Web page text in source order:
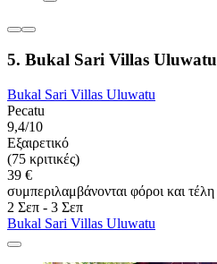
5. Bukal Sari Villas Uluwatu
Bukal Sari Villas Uluwatu
Pecatu
9,4/10
Εξαιρετικό
(75 κριτικές)
39 €
συμπεριλαμβάνονται φόροι και τέλη
2 Σεπ - 3 Σεπ
Bukal Sari Villas Uluwatu